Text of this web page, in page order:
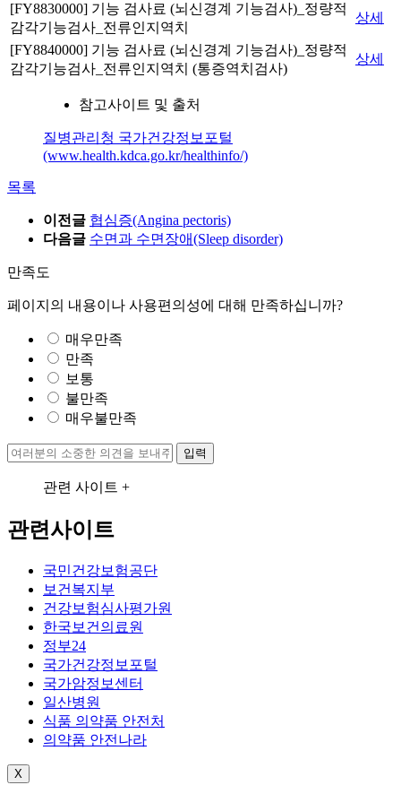
[FY8830000] 기능 검사료 (뇌신경계 기능검사)_정량적
감각기능검사_전류인지역치
상세
[FY8840000] 기능 검사료 (뇌신경계 기능검사)_정량적
감각기능검사_전류인지역치 (통증역치검사)
상세
참고사이트 및 출처
질병관리청 국가건강정보포털
(www.health.kdca.go.kr/healthinfo/)
목록
이전글 협심증(Angina pectoris)
다음글 수면과 수면장애(Sleep disorder)
만족도
페이지의 내용이나 사용편의성에 대해 만족하십니까?
매우만족
만족
보통
불만족
매우불만족
입력
관련 사이트 +
관련사이트
국민건강보험공단
보건복지부
건강보험심사평가원
한국보건의료원
정부24
국가건강정보포털
국가암정보센터
일산병원
식품 의약품 안전처
의약품 안전나라
X